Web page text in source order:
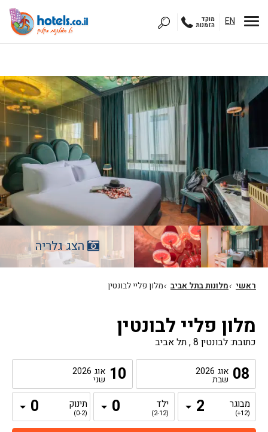
EN מוקד
הזמנות
הצג גלריה
ראשי ›מלונות בתל אביב ›מלון פליי לבונטין
מלון פליי לבונטין
כתובת: לבונטין 8 , תל אביב
08 אוג 2026
שבת 10 אוג 2026
שני
מבוגר
(12+)
ילד
(2-12)
תינוק
(0-2)